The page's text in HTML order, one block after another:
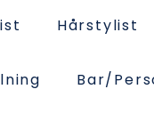
Hårstylist
Bar/